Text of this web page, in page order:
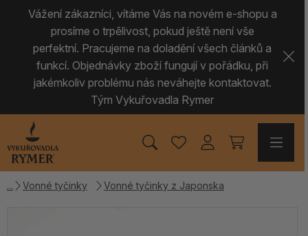
Vážení zákazníci, vítáme Vás na novém e-shopu a
prosíme o trpělivost, pokud ještě není vše
perfektní. Pracujeme na doladění všech článků a
funkcí. Objednávky zboží fungují v pořádku, při
jakémkoliv problému nás neváhejte kontaktovat.
Tým Vykuřovadla Rymer
Vonné tyčinky Vonné tyčinky z Japonska